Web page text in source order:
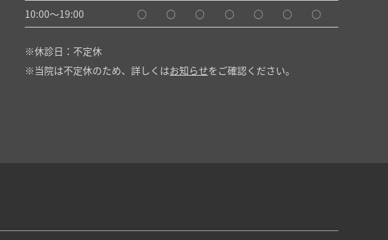
10:00〜19:00 ○ ○ ○ ○ ○ ○ ○
休診日：不定休
当院は不定休のため、詳しくはお知らせをご確認ください。